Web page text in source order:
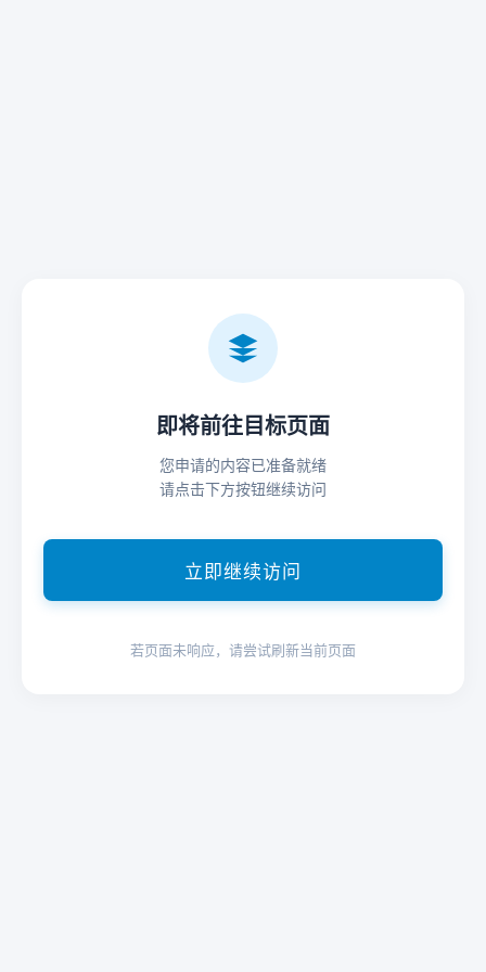
即将前往目标页面
您申请的内容已准备就绪
请点击下方按钮继续访问
立即继续访问
若页面未响应，请尝试刷新当前页面